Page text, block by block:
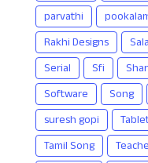
parvathi
Rakhi Designs
Serial
Sfi
Software
Song
suresh gopi
Tamil Song